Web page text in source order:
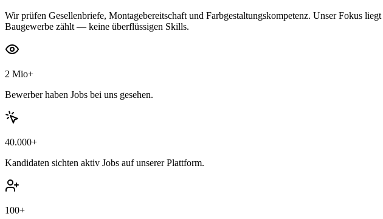
Wir prüfen Gesellenbriefe, Montagebereitschaft und Farbgestaltungskompetenz. Unser Fokus
Baugewerbe zählt — keine überflüssigen Skills.
2 Mio+
Bewerber haben Jobs bei uns gesehen.
40.000+
Kandidaten sichten aktiv Jobs auf unserer Plattform.
100+